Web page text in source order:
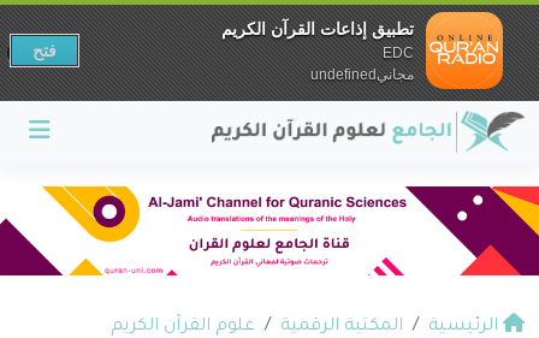
الرئيسية المكتبة الرقمية
علوم القرآن الكريم
تطبيق إذاعات القرآن الكريم
EDC
مجانيundefined
فتح